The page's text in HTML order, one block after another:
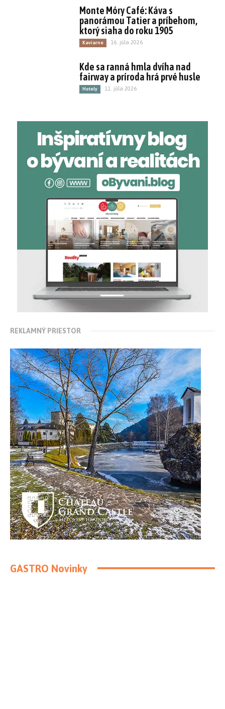
Monte Móry Café: Káva s
panorámou Tatier a príbehom,
ktorý siaha do roku 1905
Kaviarne 16. júla 2026
Kde sa ranná hmla dvíha nad
fairway a príroda hrá prvé husle
Hotely 11. júla 2026
REKLAMNÝ PRIESTOR
GASTRO Novinky